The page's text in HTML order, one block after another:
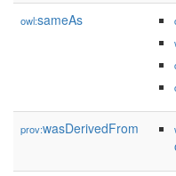
owl:sameAs
prov:wasDerivedFrom